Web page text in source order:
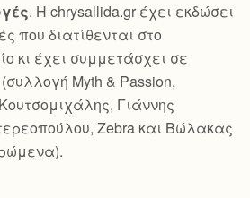
. Η chrysallida.gr έχει εκδώσει
που διατίθενται στο
κι έχει συμμετάσχει σε
Myth & Passion,
Γιάννης
Zebra και Βώλακας